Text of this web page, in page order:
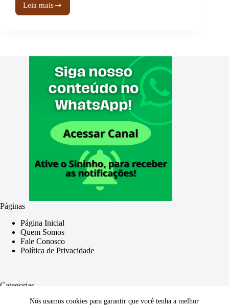
Nós usamos cookies para garantir que você tenha a melhor
Leia mais
Quem
Trabalha
Bolsa Família?
Páginas
Página Inicial
Quem Somos
Fale Conosco
Política de Privacidade
Categorias
Geral